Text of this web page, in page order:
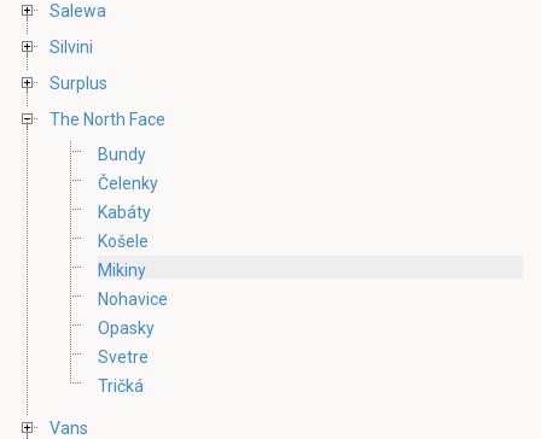
Salewa
Silvini
Surplus
The North Face
Bundy
Čelenky
Kabáty
Košele
Mikiny
Nohavice
Opasky
Svetre
Tričká
Vans